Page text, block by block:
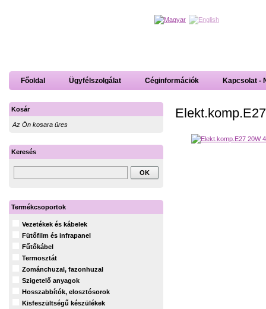
Főoldal Ügyfélszolgálat Céginformációk Kapcsolat -
Kosár
Az Ön kosara üres
Keresés
Termékcsoportok
Vezetékek és kábelek
Fütőfilm és infrapanel
Fűtőkábel
Termosztát
Zománchuzal, fazonhuzal
Szigetelő anyagok
Hosszabbítók, elosztósorok
Kisfeszültségű készülékek